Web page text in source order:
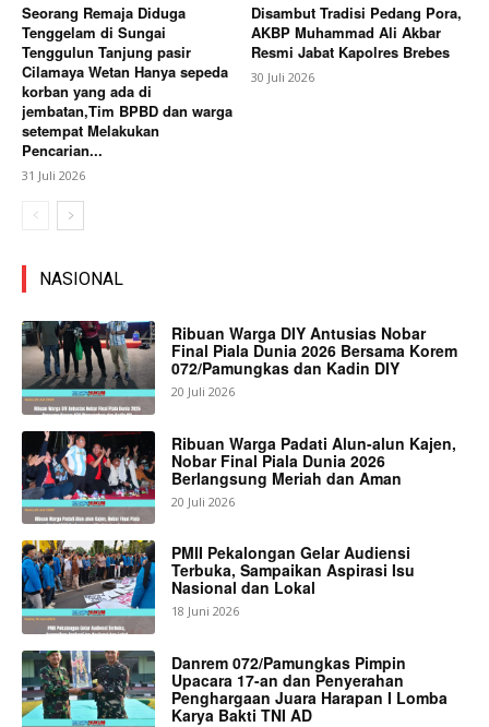
Seorang Remaja Diduga
Tenggelam di Sungai
Tenggulun Tanjung pasir
Cilamaya Wetan Hanya sepeda
korban yang ada di
jembatan,Tim BPBD dan warga
setempat Melakukan
Pencarian...
31 Juli 2026
Disambut Tradisi Pedang Pora,
AKBP Muhammad Ali Akbar
Resmi Jabat Kapolres Brebes
30 Juli 2026
NASIONAL
Ribuan Warga DIY Antusias Nobar
Final Piala Dunia 2026 Bersama Korem
072/Pamungkas dan Kadin DIY
20 Juli 2026
Ribuan Warga Padati Alun-alun Kajen,
Nobar Final Piala Dunia 2026
Berlangsung Meriah dan Aman
20 Juli 2026
PMII Pekalongan Gelar Audiensi
Terbuka, Sampaikan Aspirasi Isu
Nasional dan Lokal
18 Juni 2026
Danrem 072/Pamungkas Pimpin
Upacara 17-an dan Penyerahan
Penghargaan Juara Harapan I Lomba
Karya Bakti TNI AD